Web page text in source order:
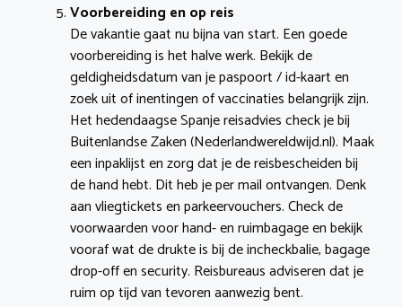
Voorbereiding en op reis
De vakantie gaat nu bijna van start. Een goede
voorbereiding is het halve werk. Bekijk de
geldigheidsdatum van je paspoort / id-kaart en
zoek uit of inentingen of vaccinaties belangrijk zijn.
Het hedendaagse Spanje reisadvies check je bij
Buitenlandse Zaken (Nederlandwereldwijd.nl). Maak
een inpaklijst en zorg dat je de reisbescheiden bij
de hand hebt. Dit heb je per mail ontvangen. Denk
aan vliegtickets en parkeervouchers. Check de
voorwaarden voor hand- en ruimbagage en bekijk
vooraf wat de drukte is bij de incheckbalie, bagage
drop-off en security. Reisbureaus adviseren dat je
ruim op tijd van tevoren aanwezig bent.